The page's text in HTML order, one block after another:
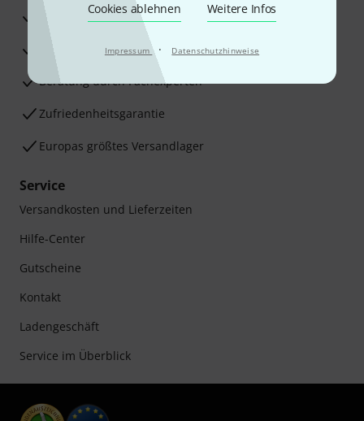
Cookies ablehnen Weitere Infos
Impressum · Datenschutzhinweise
30 Tage Money-Back-Garantie
Reparaturservice
Beratung durch Fachexperten
Zufriedenheitsgarantie
Europas größtes Versandlager
Service
Versandkosten und Lieferzeiten
Hilfe-Center
Gutscheine
Kontakt
Ladengeschäft
Service im Überblick